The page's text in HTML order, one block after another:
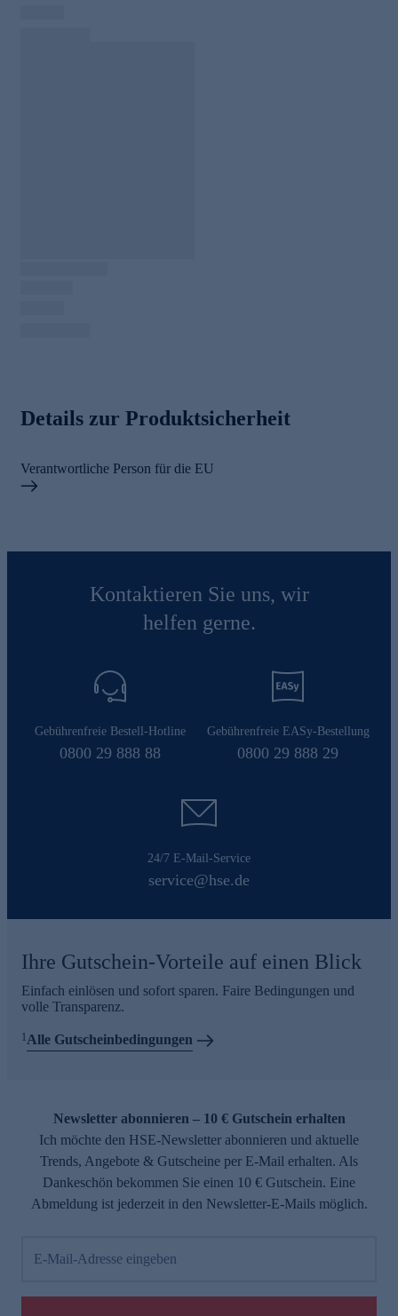
Details zur Produktsicherheit
Verantwortliche Person für die EU
Kontaktieren Sie uns, wir
helfen gerne.
Gebührenfreie Bestell-Hotline
0800 29 888 88
Gebührenfreie EASy-Bestellung
0800 29 888 29
24/7 E-Mail-Service
service@hse.de
Ihre Gutschein-Vorteile auf einen Blick
Einfach einlösen und sofort sparen. Faire Bedingungen und
volle Transparenz.
1 Alle Gutscheinbedingungen
Newsletter abonnieren – 10 € Gutschein erhalten
Ich möchte den HSE-Newsletter abonnieren und aktuelle
Trends, Angebote & Gutscheine per E-Mail erhalten. Als
Dankeschön bekommen Sie einen 10 € Gutschein. Eine
Abmeldung ist jederzeit in den Newsletter-E-Mails möglich.
E-Mail-Adresse eingeben